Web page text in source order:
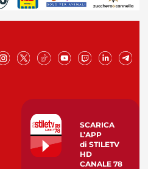
SCARICA
L’APP
di STILETV
HD
CANALE 78